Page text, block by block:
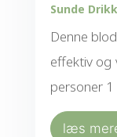
Sunde
Denne
effektiv og
personer 1
læs